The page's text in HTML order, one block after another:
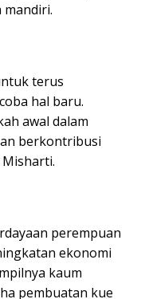
mandiri.
terus
hal baru.
awal dalam
berkontribusi
perempuan
ekonomi
kaum
pembuatan kue